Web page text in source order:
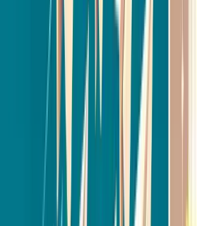
Stap 1: je profiel
voor outreach
oordat je een enkel
kandidaat eerst je profiel.
indruk, en die bepaalt of je
genegeerd.